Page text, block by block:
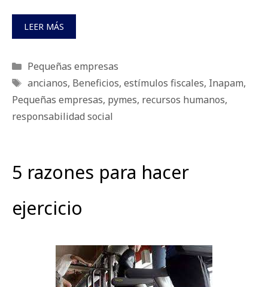
LEER MÁS
Categorías
Pequeñas empresas
Etiquetas
ancianos, Beneficios, estímulos fiscales, Inapam,
Pequeñas empresas, pymes, recursos humanos,
responsabilidad social
5 razones para hacer
ejercicio